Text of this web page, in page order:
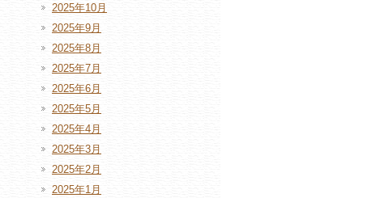
2025年10月
2025年9月
2025年8月
2025年7月
2025年6月
2025年5月
2025年4月
2025年3月
2025年2月
2025年1月